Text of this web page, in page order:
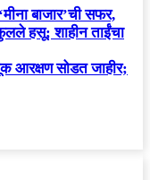
बाजार’ची सफर,
फुलले हसू; शाहीन ताईंचा
आरक्षण सोडत जाहीर;